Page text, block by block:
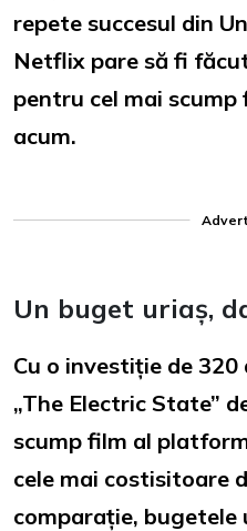
repete succesul din
Netflix pare să fi
pentru cel mai scump
acum.
Un buget uriaș,
Cu o investiție de
„The Electric State”
scump film al
cele mai costisitoare
comparație, bugetele